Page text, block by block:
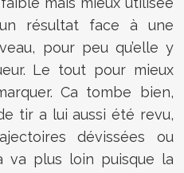
résultat face à une
pour peu qu’elle y
Le tout pour mieux
Ca tombe bien,
tir a lui aussi été revu,
dévissées ou
va plus loin puisque la